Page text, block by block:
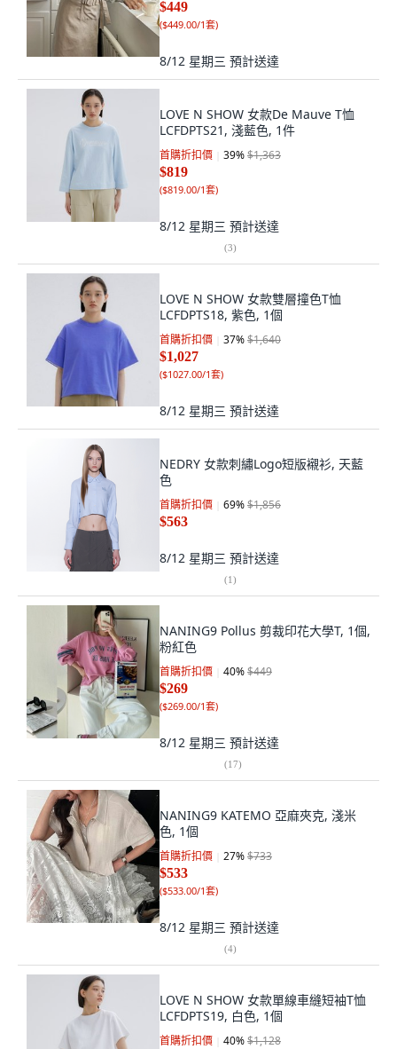
$449
($449.00/1套)
8/12 星期三 預計送達
LOVE N SHOW 女款De Mauve T恤
LCFDPTS21, 淺藍色, 1件
首購折扣價 39%$1,363
$819
($819.00/1套)
8/12 星期三 預計送達
(3)
LOVE N SHOW 女款雙層撞色T恤
LCFDPTS18, 紫色, 1個
首購折扣價 37%$1,640
$1,027
($1027.00/1套)
8/12 星期三 預計送達
NEDRY 女款刺繡Logo短版襯衫, 天藍
色
首購折扣價 69%$1,856
$563
8/12 星期三 預計送達
(1)
NANING9 Pollus 剪裁印花大學T, 1個,
粉紅色
首購折扣價 40%$449
$269
($269.00/1套)
8/12 星期三 預計送達
(17)
NANING9 KATEMO 亞麻夾克, 淺米
色, 1個
首購折扣價 27%$733
$533
($533.00/1套)
8/12 星期三 預計送達
(4)
LOVE N SHOW 女款單線車縫短袖T恤
LCFDPTS19, 白色, 1個
首購折扣價 40%$1,128